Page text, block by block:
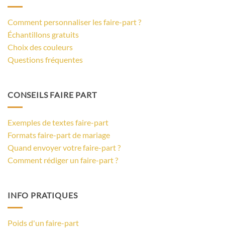
Comment personnaliser les faire-part ?
Échantillons gratuits
Choix des couleurs
Questions fréquentes
CONSEILS FAIRE PART
Exemples de textes faire-part
Formats faire-part de mariage
Quand envoyer votre faire-part ?
Comment rédiger un faire-part ?
INFO PRATIQUES
Poids d'un faire-part